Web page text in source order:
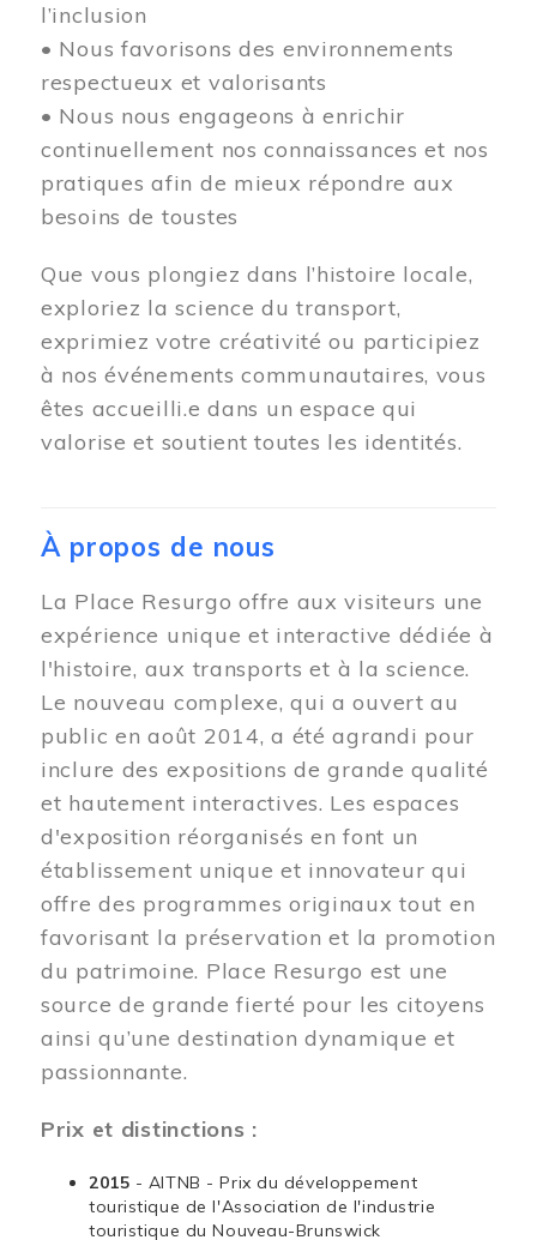
l’inclusion
• Nous favorisons des environnements
respectueux et valorisants
• Nous nous engageons à enrichir
continuellement nos connaissances et nos
pratiques afin de mieux répondre aux
besoins de toustes
Que vous plongiez dans l’histoire locale,
exploriez la science du transport,
exprimiez votre créativité ou participiez
à nos événements communautaires, vous
êtes accueilli.e dans un espace qui
valorise et soutient toutes les identités.
À propos de nous
La Place Resurgo offre aux visiteurs une
expérience unique et interactive dédiée à
l'histoire, aux transports et à la science.
Le nouveau complexe, qui a ouvert au
public en août 2014, a été agrandi pour
inclure des expositions de grande qualité
et hautement interactives. Les espaces
d'exposition réorganisés en font un
établissement unique et innovateur qui
offre des programmes originaux tout en
favorisant la préservation et la promotion
du patrimoine. Place Resurgo est une
source de grande fierté pour les citoyens
ainsi qu’une destination dynamique et
passionnante.
Prix et distinctions :
2015 - AITNB - Prix du développement
touristique de l'Association de l'industrie
touristique du Nouveau-Brunswick